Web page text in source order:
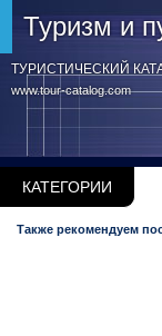
www.tour-catalog.com
Туризм и
ТУРИСТИЧЕСКИЙ
КАТЕГОРИИ
Также рекомендуем